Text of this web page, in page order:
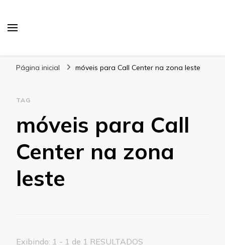
Página inicial móveis para Call Center na zona leste
TAG
móveis para Call
Center na zona
leste
Exibindo: 1 - 1 de 1 RESULTADOS